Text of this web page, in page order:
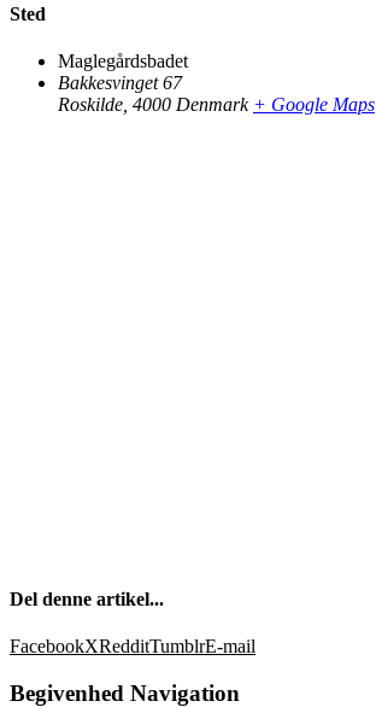
Sted
Maglegårdsbadet
Bakkesvinget 67
Roskilde 4000 Denmark + Google Maps
Del denne artikel...
FacebookXRedditTumblrE-mail
Begivenhed Navigation